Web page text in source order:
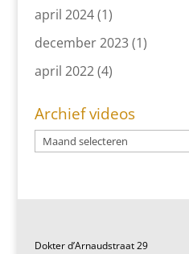
april 2024(1)
december 2023(1)
april 2022(4)
Archief videos
Dokter d’Arnaudstraat 29